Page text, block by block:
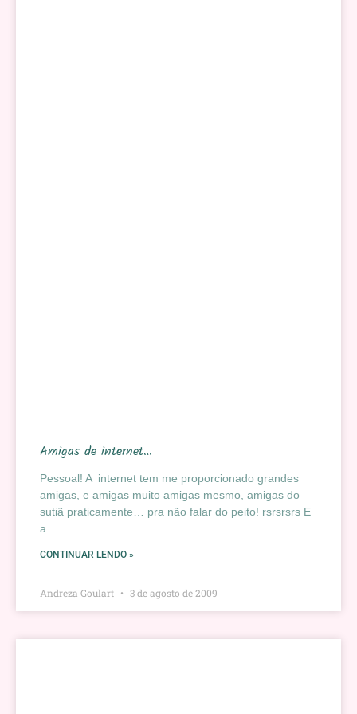
Amigas de internet…
Pessoal! A internet tem me proporcionado grandes
amigas, e amigas muito amigas mesmo, amigas do
sutiã praticamente… pra não falar do peito! rsrsrsrs E
a
CONTINUAR LENDO »
Andreza Goulart 3 de agosto de 2009